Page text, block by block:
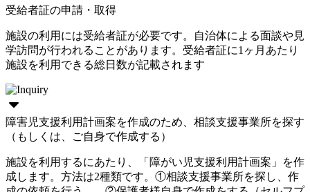
受給者証の申請・取得
施設の利用には受給者証が必要です。自治体による面談や見
学訪問が行われることがあります。受給者証に1ヶ月あたり
施設を利用できる総日数が記載されます
障害児支援利用計画案を作成のため、相談支援事業所を探す
（もしくは、ご自身で作成する）
施設を利用するにあたり、「障がい児支援利用計画案」を作
成します。方法は2種類です。①相談支援事業所を探し、作